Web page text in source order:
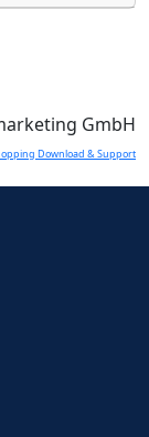
GmbH
Download & Support